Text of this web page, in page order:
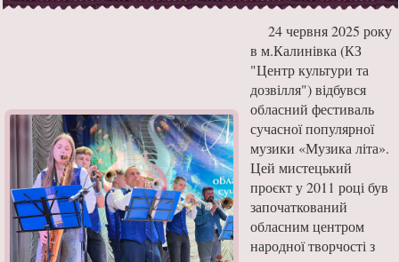
24 червня 2025 року
в м.Калинівка (КЗ
"Центр культури та
дозвілля") відбувся
обласний фестиваль
сучасної популярної
музики «Музика літа».
Цей мистецький
проєкт у 2011 році був
започаткований
обласним центром
народної творчості з